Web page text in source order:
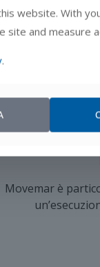
merchandising
disponibilità dei
La piattaforma
Movemar è
website. With
site and measure
.